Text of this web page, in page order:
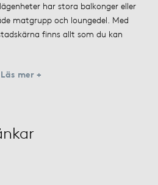
har stora balkonger eller
matgrupp och loungedel. Med
finns allt som du kan
Läs mer +